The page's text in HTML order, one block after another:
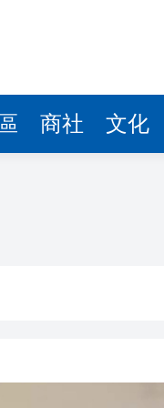
商社 文化